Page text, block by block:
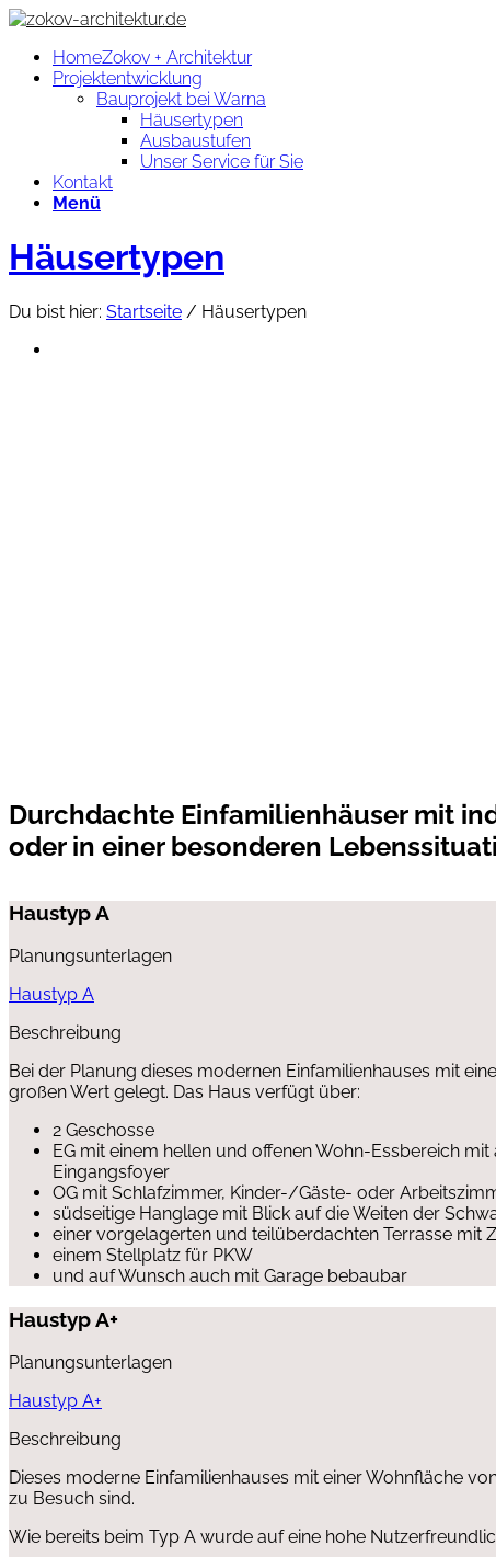
HomeZokov + Architektur
Projektentwicklung
Bauprojekt bei Warna
Häusertypen
Ausbaustufen
Unser Service für Sie
Kontakt
Menü
Häusertypen
Du bist hier: Startseite / Häusertypen
Durchdachte Einfamilienhäuser mit
oder in einer besonderen
Haustyp A
Planungsunterlagen
Haustyp A
Beschreibung
Bei der Planung dieses modernen Einfamilienhauses mit
großen Wert gelegt. Das Haus verfügt über:
2 Geschosse
EG mit einem hellen und offenen Wohn-Essbereich
Eingangsfoyer
OG mit Schlafzimmer, Kinder-/Gäste- oder
südseitige Hanglage mit Blick auf die Weiten der
einer vorgelagerten und teilüberdachten Terrasse mit
einem Stellplatz für PKW
und auf Wunsch auch mit Garage bebaubar
Haustyp A+
Planungsunterlagen
Haustyp A+
Beschreibung
Dieses moderne Einfamilienhauses mit einer Wohnfläche
zu Besuch sind.
Wie bereits beim Typ A wurde auf eine hohe